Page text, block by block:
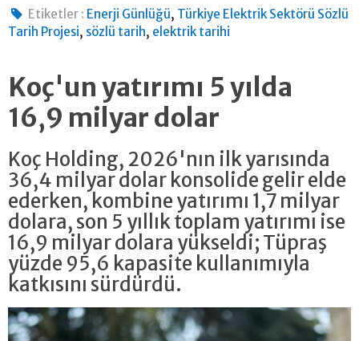
Etiketler : Enerji Günlüğü, Türkiye Elektrik Sektörü Sözlü
Tarih Projesi, sözlü tarih, elektrik tarihi
Koç'un yatırımı 5 yılda
16,9 milyar dolar
Koç Holding, 2026'nın ilk yarısında
36,4 milyar dolar konsolide gelir elde
ederken, kombine yatırımı 1,7 milyar
dolara, son 5 yıllık toplam yatırımı ise
16,9 milyar dolara yükseldi; Tüpraş
yüzde 95,6 kapasite kullanımıyla
katkısını sürdürdü.